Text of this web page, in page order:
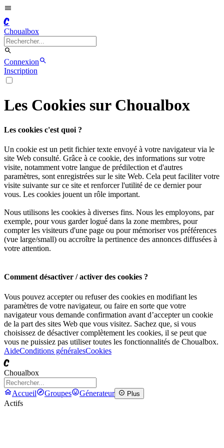
C
Choualbox
Connexion
Inscription
Les Cookies sur Choualbox
Les cookies c'est quoi ?
Un cookie est un petit fichier texte envoyé à votre navigateur via le
site Web consulté. Grâce à ce cookie, des informations sur votre
visite, notamment votre langue de prédilection et d'autres
paramètres, sont enregistrées sur le site Web. Cela peut faciliter votre
visite suivante sur ce site et renforcer l'utilité de ce dernier pour
vous. Les cookies jouent un rôle important.
Nous utilisons les cookies à diverses fins. Nous les employons, par
exemple, pour vous garder logué dans la zone membres, pour
compter les visiteurs d'une page ou pour mémoriser vos préférences
(vue large/small) ou accroître la pertinence des annonces diffusées à
votre attention.
Comment désactiver / activer des cookies ?
Vous pouvez accepter ou refuser des cookies en modifiant les
paramètres de votre navigateur, ou faire en sorte que votre
navigateur vous demande confirmation avant d’accepter un cookie
de la part des sites Web que vous visitez. Sachez que, si vous
choisissez de désactiver complètement les cookies, il se peut que
vous ne puissiez pas utiliser toutes les fonctionnalités de Choualbox.
AideConditions généralesCookies
C
Choualbox
Accueil Groupes Génerateur Plus
Actifs